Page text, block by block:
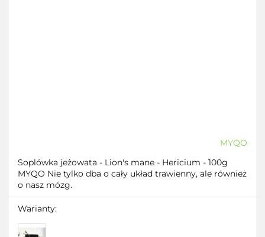
MYQO
Soplówka jeżowata - Lion's mane - Hericium - 100g
MYQO Nie tylko dba o cały układ trawienny, ale również
o nasz mózg.
Warianty: